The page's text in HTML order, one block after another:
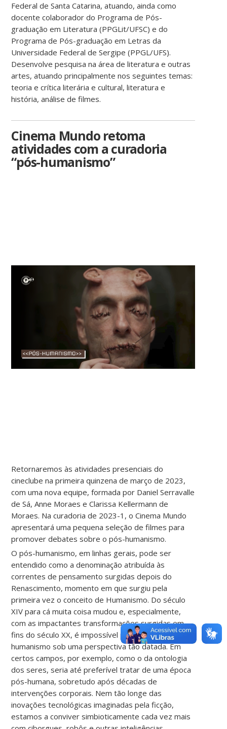
Federal de Santa Catarina, atuando, ainda como
docente colaborador do Programa de Pós-
graduação em Literatura (PPGLit/UFSC) e do
Programa de Pós-graduação em Letras da
Universidade Federal de Sergipe (PPGL/UFS).
Desenvolve pesquisa na área de literatura e outras
artes, atuando principalmente nos seguintes temas:
teoria e crítica literária e cultural, literatura e
história, análise de filmes.
Cinema Mundo retoma
atividades com a curadoria
“pós-humanismo”
Retornaremos às atividades presenciais do
cineclube na primeira quinzena de março de 2023,
com uma nova equipe, formada por Daniel Serravalle
de Sá, Anne Moraes e Clarissa Kellermann de
Moraes. Na curadoria de 2023-1, o Cinema Mundo
apresentará uma pequena seleção de filmes para
promover debates sobre o pós-humanismo.
O pós-humanismo, em linhas gerais, pode ser
entendido como a denominação atribuída às
correntes de pensamento surgidas depois do
Renascimento, momento em que surgiu pela
primeira vez o conceito de Humanismo. Do século
XIV para cá muita coisa mudou e, especialmente,
com as impactantes transformações surgidas em
fins do século XX, é impossível pensar o humano e o
humanismo sob uma perspectiva tão datada. Em
certos campos, por exemplo, como o da ontologia
dos seres, seria até preferível tratar de uma época
pós-humana, sobretudo após décadas de
intervenções corporais. Nem tão longe das
inovações tecnológicas imaginadas pela ficção,
estamos a conviver simbioticamente cada vez mais